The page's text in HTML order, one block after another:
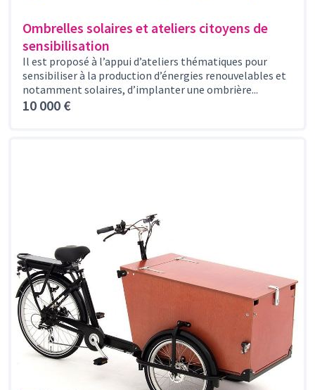
Ombrelles solaires et ateliers citoyens de
sensibilisation
Il est proposé à l’appui d’ateliers thématiques pour
sensibiliser à la production d’énergies renouvelables et
notamment solaires, d’implanter une ombrière...
10 000 €